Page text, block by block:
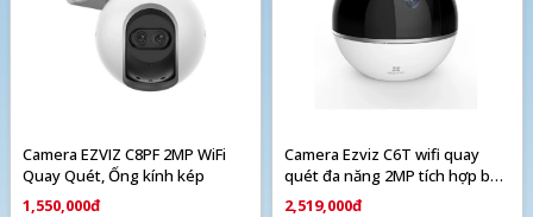
Camera EZVIZ C8PF 2MP WiFi
Quay Quét, Ống kính kép
1,550,000đ
Camera Ezviz C6T wifi quay
quét đa năng 2MP tích hợp báo
động
2,519,000đ